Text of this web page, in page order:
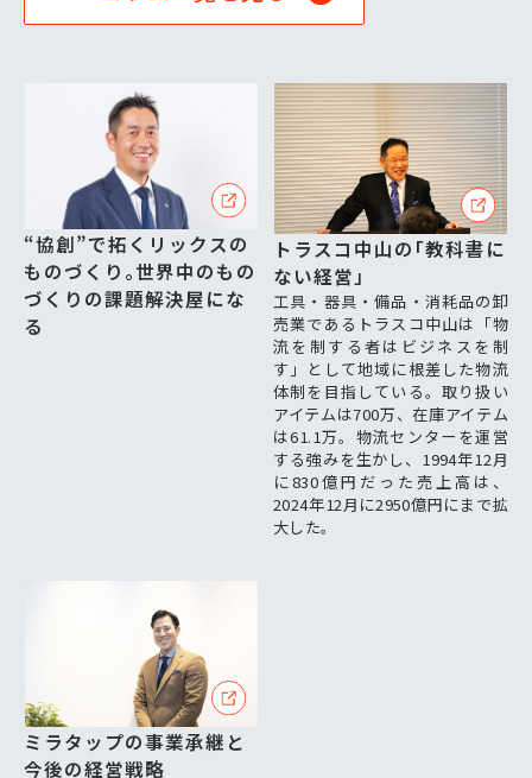
“協創”で拓くリックスの
ものづくり。世界中のもの
づくりの課題解決屋にな
る
トラスコ中山の「教科書に
ない経営」
工具・器具・備品・消耗品の卸
売業であるトラスコ中山は「物
流を制する者はビジネスを制
す」として地域に根差した物流
体制を目指している。取り扱い
アイテムは700万、在庫アイテム
は61.1万。物流センターを運営
する強みを生かし、1994年12月
に830億円だった売上高は、
2024年12月に2950億円にまで拡
大した。
ミラタップの事業承継と
今後の経営戦略